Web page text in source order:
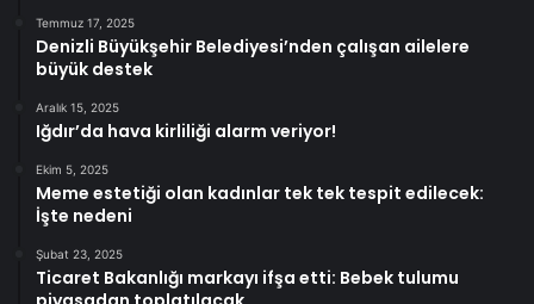
Temmuz 17, 2025
Denizli Büyükşehir Belediyesi’nden çalışan ailelere
büyük destek
Aralık 15, 2025
Iğdır’da hava kirliliği alarm veriyor!
Ekim 5, 2025
Meme estetiği olan kadınlar tek tek tespit edilecek:
İşte nedeni
Şubat 23, 2025
Ticaret Bakanlığı markayı ifşa etti: Bebek tulumu